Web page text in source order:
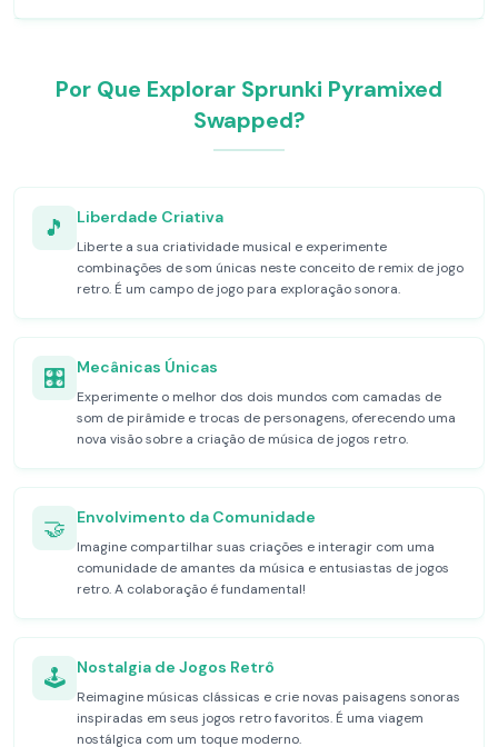
Por Que Explorar Sprunki Pyramixed
Swapped?
🎵 Liberdade Criativa
Liberte a sua criatividade musical e experimente
combinações de som únicas neste conceito de remix de jogo
retro. É um campo de jogo para exploração sonora.
🎛️ Mecânicas Únicas
Experimente o melhor dos dois mundos com camadas de
som de pirâmide e trocas de personagens, oferecendo uma
nova visão sobre a criação de música de jogos retro.
🤝 Envolvimento da Comunidade
Imagine compartilhar suas criações e interagir com uma
comunidade de amantes da música e entusiastas de jogos
retro. A colaboração é fundamental!
🕹️ Nostalgia de Jogos Retrô
Reimagine músicas clássicas e crie novas paisagens sonoras
inspiradas em seus jogos retro favoritos. É uma viagem
nostálgica com um toque moderno.